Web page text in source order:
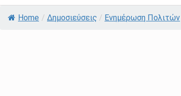
Home / Δημοσιεύσεις / Ενημέρωση Πολιτών